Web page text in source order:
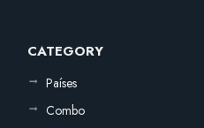
CATEGORY
Países
Combo